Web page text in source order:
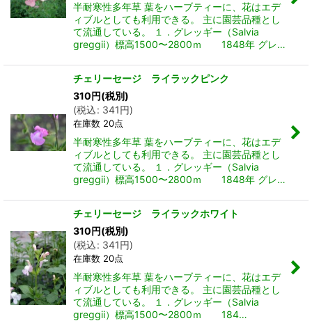
半耐寒性多年草 葉をハーブティーに、花はエデ
ィブルとしても利用できる。 主に園芸品種とし
て流通している。 １．グレッギー（Salvia
greggii）標高1500〜2800ｍ 1848年 グレ…
チェリーセージ ライラックピンク
310円(税別)
(税込: 341円)
在庫数 20点
半耐寒性多年草 葉をハーブティーに、花はエデ
ィブルとしても利用できる。 主に園芸品種とし
て流通している。 １．グレッギー（Salvia
greggii）標高1500〜2800ｍ 1848年 グレ…
チェリーセージ ライラックホワイト
310円(税別)
(税込: 341円)
在庫数 20点
半耐寒性多年草 葉をハーブティーに、花はエデ
ィブルとしても利用できる。 主に園芸品種とし
て流通している。 １．グレッギー（Salvia
greggii）標高1500〜2800ｍ 184…